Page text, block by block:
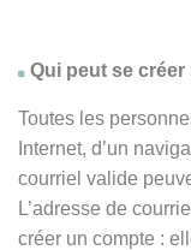
Qui peut se
Toutes les
Internet, d’un
courriel valide
L’adresse de
créer un compte :